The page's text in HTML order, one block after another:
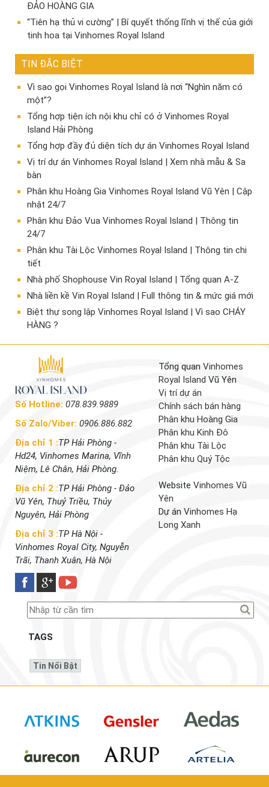
ĐẢO HOÀNG GIA
“Tiên hạ thủ vi cường” | Bí quyết thống lĩnh vị thế của giới
tinh hoa tại Vinhomes Royal Island
TIN ĐẶC BIỆT
Vì sao gọi Vinhomes Royal Island là nơi “Nghìn năm có
một”?
Tổng hợp tiện ích nội khu chỉ có ở Vinhomes Royal
Island Hải Phòng
Tổng hợp đầy đủ diện tích dự án Vinhomes Royal Island
Vị trí dự án Vinhomes Royal Island | Xem nhà mẫu & Sa
bàn
Phân khu Hoàng Gia Vinhomes Royal Island Vũ Yên | Cập
nhật 24/7
Phân khu Đảo Vua Vinhomes Royal Island | Thông tin
24/7
Phân khu Tài Lộc Vinhomes Royal Island | Thông tin chi
tiết
Nhà phố Shophouse Vin Royal Island | Tổng quan A-Z
Nhà liền kề Vin Royal Island | Full thông tin & mức giá mới
​Biệt thự song lập Vinhomes Royal Island | Vì sao CHÁY
HÀNG ?
Số Hotline: 078.839.9889
Số Zalo/Viber: 0906.886.882
Địa chỉ 1 :TP Hải Phòng -
Hd24, Vinhomes Marina, Vĩnh
Niệm, Lê Chân, Hải Phòng.
Địa chỉ 2 :TP Hải Phòng - Đảo
Vũ Yên, Thuỷ Triều, Thủy
Nguyên, Hải Phòng
Địa chỉ 3 :TP Hà Nội -
Vinhomes Royal City, Nguyễn
Trãi, Thanh Xuân, Hà Nội
Tổng quan Vinhomes
Royal Island Vũ Yên
Vị trí dự án
Chính sách bán hàng
Phân khu Hoàng Gia
Phân khu Kinh Đô
Phân khu Tài Lộc
Phân khu Quý Tộc
Website Vinhomes Vũ
Yên
Dự án Vinhomes Hạ
Long Xanh
TAGS
Tin Nổi Bật